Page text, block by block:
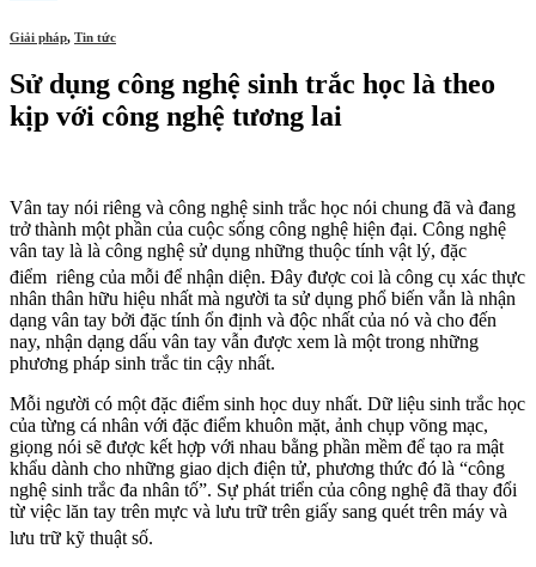
Giải pháp, Tin tức
Sử dụng công nghệ sinh trắc học là theo
kịp với công nghệ tương lai
Vân tay nói riêng và công nghệ sinh trắc học nói chung đã và đang
trở thành một phần của cuộc sống công nghệ hiện đại. Công nghệ
vân tay là là công nghệ sử dụng những thuộc tính vật lý, đặc
điểm riêng của mỗi để nhận diện. Đây được coi là công cụ xác thực
nhân thân hữu hiệu nhất mà người ta sử dụng phổ biến vẫn là nhận
dạng vân tay bởi đặc tính ổn định và độc nhất của nó và cho đến
nay, nhận dạng dấu vân tay vẫn được xem là một trong những
phương pháp sinh trắc tin cậy nhất.
Mỗi người có một đặc điểm sinh học duy nhất. Dữ liệu sinh trắc học
của từng cá nhân với đặc điểm khuôn mặt, ảnh chụp võng mạc,
giọng nói sẽ được kết hợp với nhau bằng phần mềm để tạo ra mật
khẩu dành cho những giao dịch điện tử, phương thức đó là “công
nghệ sinh trắc đa nhân tố”. Sự phát triển của công nghệ đã thay đổi
từ việc lăn tay trên mực và lưu trữ trên giấy sang quét trên máy và
lưu trữ kỹ thuật số.